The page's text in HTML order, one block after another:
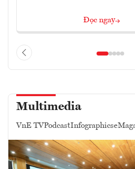
Đọc ngay
Multimedia
VnE TVPodcastInfographics